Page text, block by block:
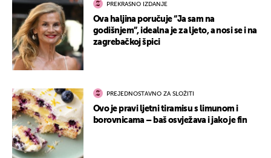
PREKRASNO IZDANJE
Ova haljina poručuje “Ja sam na
godišnjem”, idealna je za ljeto, a nosi se i na
zagrebačkoj špici
PREJEDNOSTAVNO ZA SLOŽITI
Ovo je pravi ljetni tiramisu s limunom i
borovnicama – baš osvježava i jako je fin